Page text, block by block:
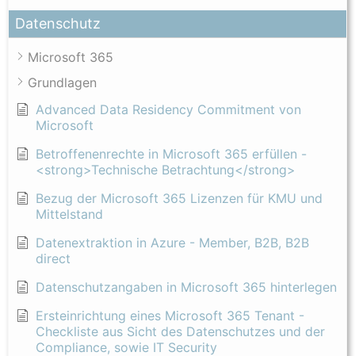
Datenschutz
Microsoft 365
Grundlagen
Advanced Data Residency Commitment von
Microsoft
Betroffenenrechte in Microsoft 365 erfüllen -
<strong>Technische Betrachtung</strong>
Bezug der Microsoft 365 Lizenzen für KMU und
Mittelstand
Datenextraktion in Azure - Member, B2B, B2B
direct
Datenschutzangaben in Microsoft 365 hinterlegen
Ersteinrichtung eines Microsoft 365 Tenant -
Checkliste aus Sicht des Datenschutzes und der
Compliance, sowie IT Security